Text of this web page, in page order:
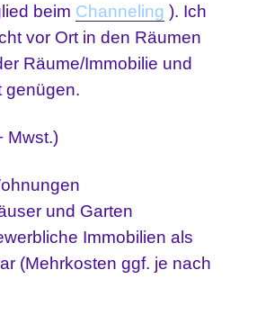
beim Channeling ). Ich
vor Ort in den Räumen
Räume/Immobilie und
genügen.
Mwst.)
und Garten
Immobilien als
(Mehrkosten ggf. je nach